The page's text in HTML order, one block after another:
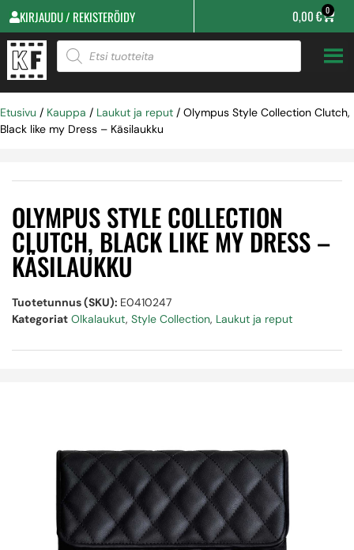
KIRJAUDU / REKISTERÖIDY 0,00€ 0
Etusivu / Kauppa / Laukut ja reput / Olympus Style Collection Clutch,
Black like my Dress – Käsilaukku
OLYMPUS STYLE COLLECTION
CLUTCH, BLACK LIKE MY DRESS –
KÄSILAUKKU
Tuotetunnus (SKU): E0410247
Kategoriat Olkalaukut, Style Collection, Laukut ja reput